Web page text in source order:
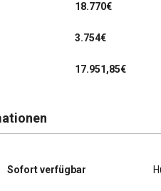
18.770€
3.754€
17.951,85€
Sofort verfügbar